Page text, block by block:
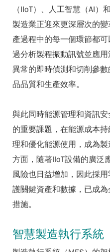
（IIoT）、人工智慧（AI）
製造業正迎來更深層次的
產過程中的每一個環節都
過分析製程振動訊號並應
異常的即時偵測和切削參
品品質和生產效率。
與此同時能源管理和資訊
的重要課題，在能源成本
理和優化能源使用，成為
方面，隨著IIoT設備的廣泛
風險也日益增加，因此採
護關鍵資產和數據，已成
措施。
智慧製造執行系統